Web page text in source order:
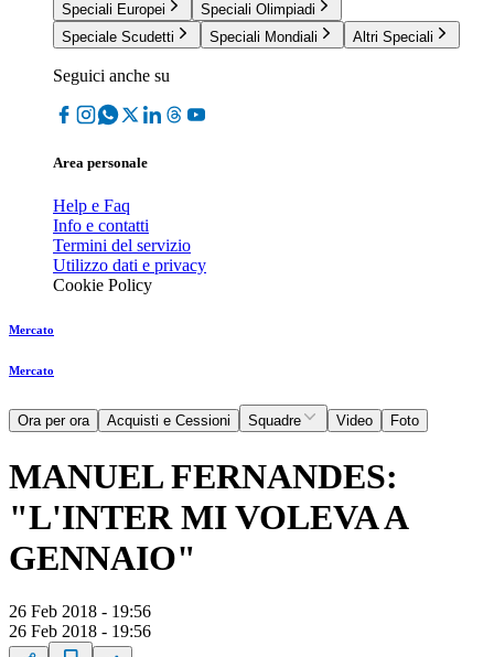
Speciali Europei
Speciali Olimpiadi
Speciale Scudetti
Speciali Mondiali Altri Speciali
Seguici anche su
Area personale
Help e Faq
Info e contatti
Termini del servizio
Utilizzo dati e privacy
Cookie Policy
Mercato
Mercato
Ora per ora Acquisti e Cessioni Squadre Video Foto
MANUEL FERNANDES:
"L'INTER MI VOLEVA A
GENNAIO"
26 Feb 2018 - 19:56
26 Feb 2018 - 19:56